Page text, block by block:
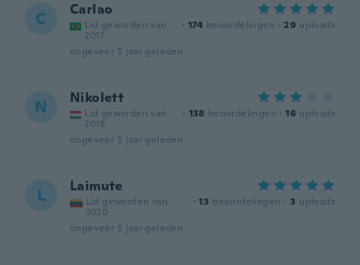
C Carlao
Lid geworden van
2017
· 174 beoordelingen · 29 uploads
ongeveer 5 jaar geleden
N Nikolett
Lid geworden van
2018
· 138 beoordelingen · 16 uploads
ongeveer 5 jaar geleden
L Laimute
Lid geworden van
2020
· 13 beoordelingen · 3 uploads
ongeveer 5 jaar geleden